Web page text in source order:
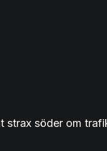
söder om